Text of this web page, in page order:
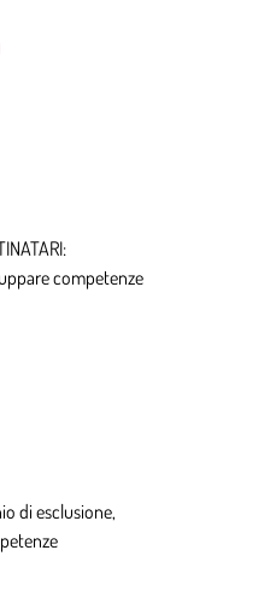
competenze
di esclusione,